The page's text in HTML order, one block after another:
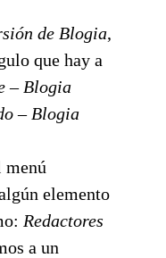
de Blogia,
que hay a
– Blogia
– Blogia
menú
elemento
Redactores
a un